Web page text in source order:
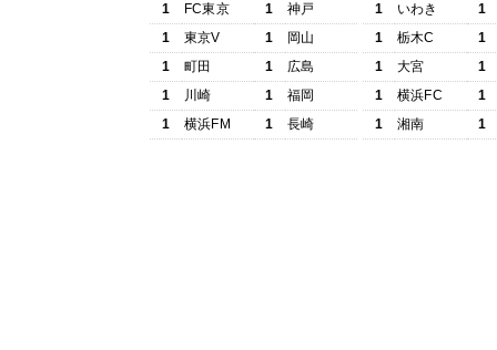
1
FC東京 1
神戸
1
東京V 1
岡山
1
町田 1
広島
1
川崎 1
福岡
1
横浜FM 1 長崎
1
いわき
1
1
栃木C
1
1
大宮
1
1
横浜FC
1
1
湘南 1